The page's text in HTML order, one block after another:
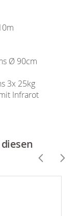
Ø 90cm
3x 25kg
Infrarot